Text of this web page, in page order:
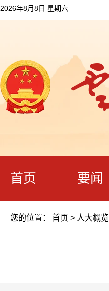
2026年8月8日 星期六
首页 要闻
您的位置： 首页 > 人大概览